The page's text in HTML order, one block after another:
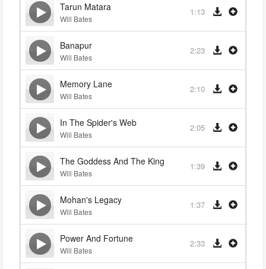
Tarun Matara
Will Bates
1:13
Banapur
Will Bates
2:23
Memory Lane
Will Bates
2:10
In The Spider's Web
Will Bates
2:05
The Goddess And The King
Will Bates
1:39
Mohan's Legacy
Will Bates
1:37
Power And Fortune
Will Bates
2:33